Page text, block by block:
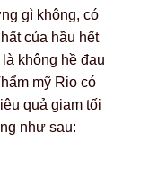
gì không, có
của hầu hết
không hề đau
mỹ Rio có
quả giam tối
như sau: